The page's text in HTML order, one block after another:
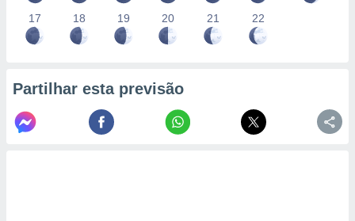
17 18 19 20 21 22
Partilhar esta previsão